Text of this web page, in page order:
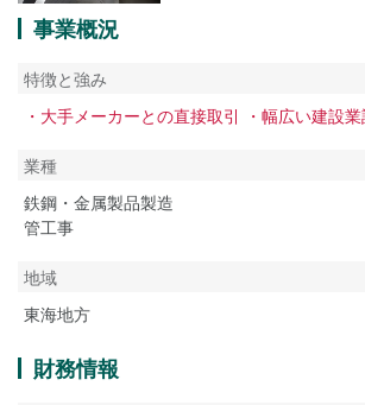
事業概況
特徴と強み
・大手メーカーとの直接取引 ・幅広い建設
業種
鉄鋼・金属製品製造
管工事
地域
東海地方
財務情報